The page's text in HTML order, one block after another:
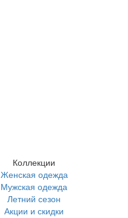
Коллекции
Женская одежда
Мужская одежда
Летний сезон
Акции и скидки